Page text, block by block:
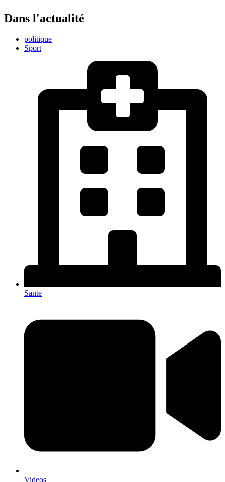
Dans l'actualité
politique
Sport
Sante
Videos